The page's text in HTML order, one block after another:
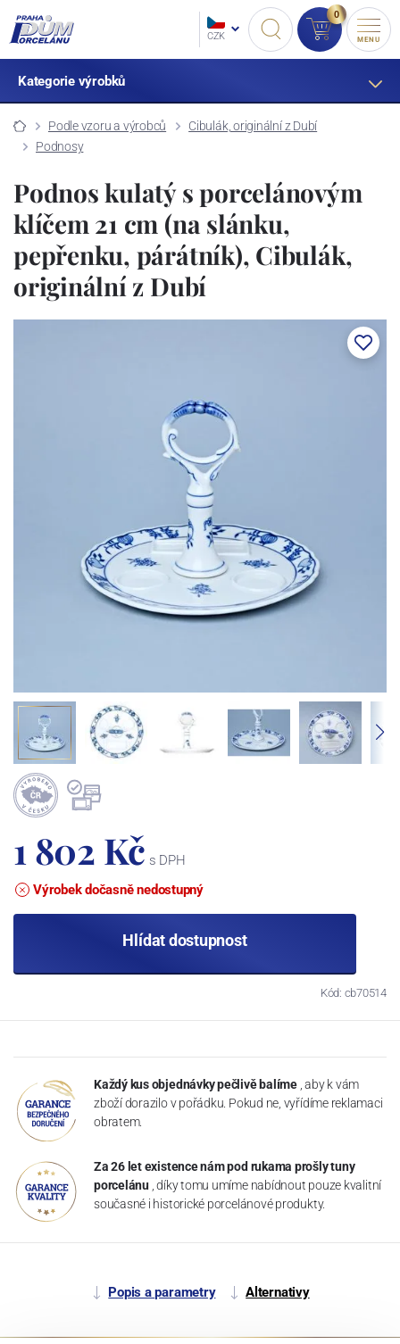
CZK
0
MENU
Kategorie výrobků
Podle vzoru a výrobců
Cibulák, originální z Dubí
Podnosy
Podnos kulatý s porcelánovým
klíčem 21 cm (na slánku,
pepřenku, párátník), Cibulák,
originální z Dubí
1 802 Kč s DPH
Výrobek dočasně nedostupný
Hlídat dostupnost
Kód: cb70514
Každý kus objednávky pečlivě balíme , aby k vám
zboží dorazilo v pořádku. Pokud ne, vyřídíme reklamaci
obratem.
Za 26 let existence nám pod rukama prošly tuny
porcelánu , díky tomu umíme nabídnout pouze kvalitní
současné i historické porcelánové produkty.
Popis a parametry Alternativy